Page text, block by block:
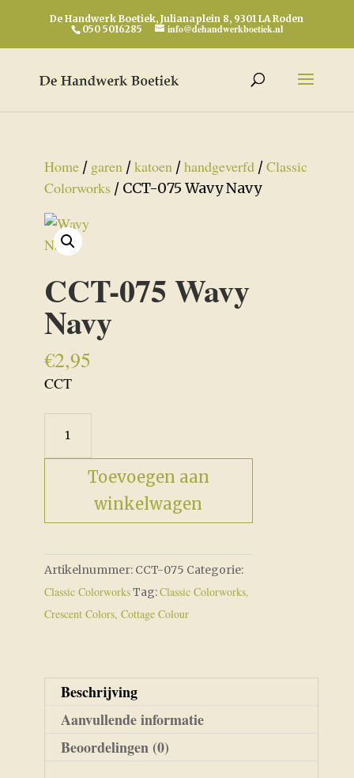
De Handwerk Boetiek, Julianaplein 8, 9301 LA Roden
050 5016285
info@dehandwerkboetiek.nl
Home/ garen/katoen/handgeverfd/Classic
Colorworks / CCT-075 Wavy Navy
CCT-075 Wavy
Navy
€2,95
CCT
075
Toevoegen aan
winkelwagen
Artikelnummer: CCT-075 Categorie:
Classic ColorworksTag:Classic Colorworks,
Crescent Colors, Cottage Colour
Beschrijving
Aanvullende informatie
Beoordelingen (0)